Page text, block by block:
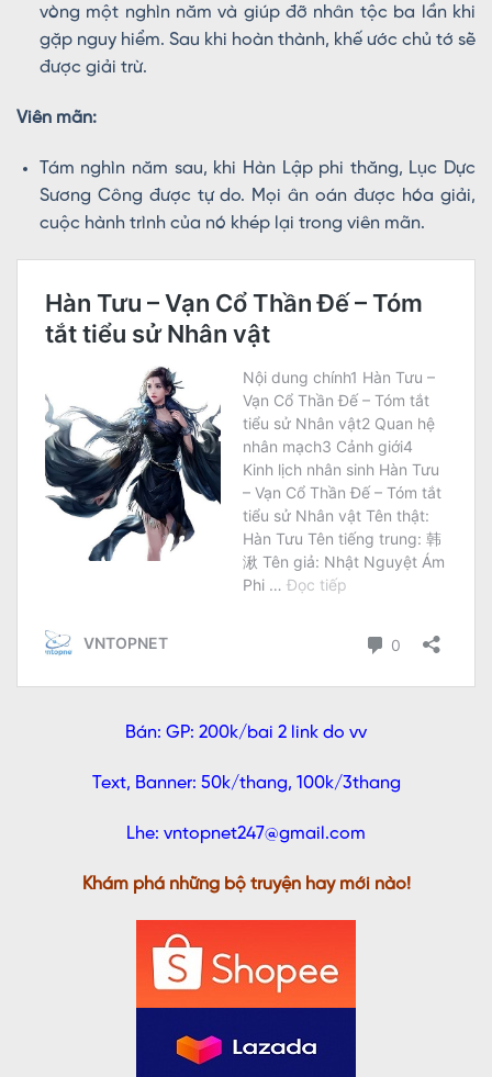
vòng một nghìn năm và giúp đỡ nhân tộc ba lần khi
gặp nguy hiểm. Sau khi hoàn thành, khế ước chủ tớ sẽ
được giải trừ.
Viên mãn:
Tám nghìn năm sau, khi Hàn Lập phi thăng, Lục Dực
Sương Công được tự do. Mọi ân oán được hóa giải,
cuộc hành trình của nó khép lại trong viên mãn.
Bán: GP: 200k/bai 2 link do vv
Text, Banner: 50k/thang, 100k/3thang
Lhe: vntopnet247@gmail.com
Khám phá những bộ truyện hay mới nào!